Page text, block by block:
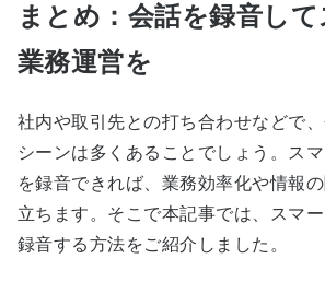
まとめ：会話を録音し
業務運営を
社内や取引先との打ち合わせなどで
シーンは多くあることでしょう。ス
を録音できれば、業務効率化や情報
立ちます。そこで本記事では、スマ
録音する方法をご紹介しました。